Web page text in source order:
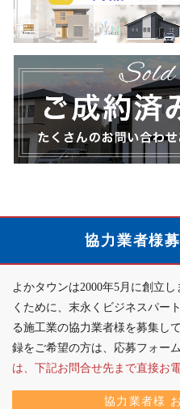
ご
相
談
は
こ
ち
ャ
ン
ペ
ー
ン
の
ご
案
商
品
ラ
イ
ン
ナ
は
か
ら
約
分
譲
地
詳
細
協力業者様
よかタウンは2000年5月に創立
くために、末永くビジネスパー
る施工業の協力業者様を募集し
録をご希望の方は、応募フォー
は、下記お問合せ先まで直接お
協力業者様